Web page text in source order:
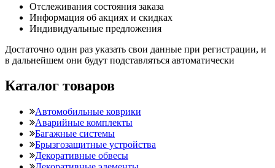
Отслеживания состояния заказа
Информация об акциях и скидках
Индивидуальные предложения
Достаточно один раз указать свои данные при регистрации, и
в дальнейшем они будут подставляться автоматически
Каталог товаров
Автомобильные коврики
Аварийные комплекты
Багажные системы
Брызгозащитные устройства
Декоративные обвесы